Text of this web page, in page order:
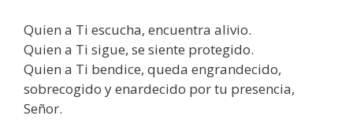
Quien a Ti escucha, encuentra alivio.
Quien a Ti sigue, se siente protegido.
Quien a Ti bendice, queda engrandecido,
sobrecogido y enardecido por tu presencia,
Señor.